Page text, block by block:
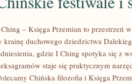
– Księga Przemian to przestrzeń
krainę duchowego dziedzictwa
gdzie I Ching spotyka się z
staje się praktycznym
Chińska filozofia i Księga